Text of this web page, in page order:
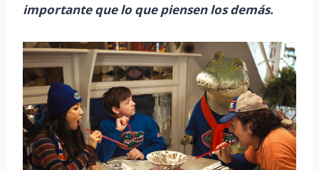
importante que lo que piensen los demás.